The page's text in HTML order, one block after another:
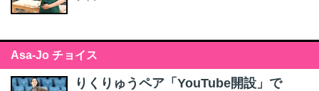
Asa-Jo チョイス
りくりゅうペア「YouTube開設」で